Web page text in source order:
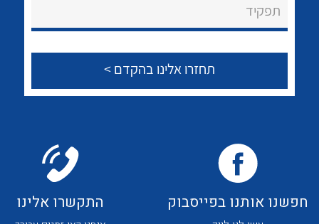
About Ateka Ltd.
צור קשר
לכל מוצרי היצרן לכל מוצרי היצרן
לכל מוצרי היצרן לכל מוצרי היצרן
תפקיד
חפשנו אותנו בפייסבוק התקשרו אלינו